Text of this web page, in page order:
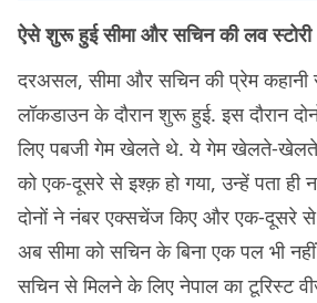
ऐसे शुरू हुई सीमा और सचिन की लव स्टोरी
दरअसल, सीमा और सचिन की प्रेम कहानी
लॉकडाउन के दौरान शुरू हुई. इस दौरान
लिए पबजी गेम खेलते थे. ये गेम खेलते-
को एक-दूसरे से इश्क़ हो गया, उन्हें पता ही
दोनों ने नंबर एक्सचेंज किए और एक-दूसरे
अब सीमा को सचिन के बिना एक पल भी
सचिन से मिलने के लिए नेपाल का टूरिस्ट